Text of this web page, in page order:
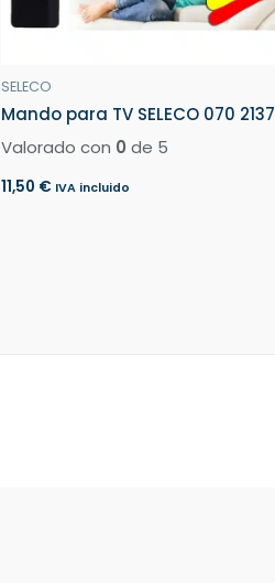
SELECO
Mando para TV SELECO 070 2137
Valorado con 0 de 5
11,50 € IVA incluido